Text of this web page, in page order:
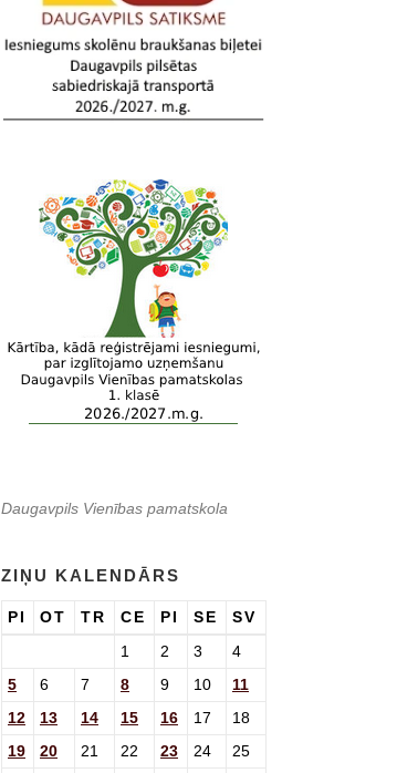
Daugavpils Vienības pamatskola
ZIŅU KALENDĀRS
PI OT TR CE PI SE
SV
1
2 3
4
5
6 7 8 9 10
11
12
13 14 15 16 17
18
19
20 21 22 23 24
25